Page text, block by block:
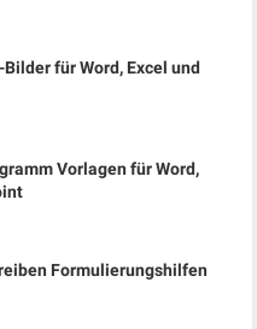
für Word, Excel und
Vorlagen für Word,
Formulierungshilfen